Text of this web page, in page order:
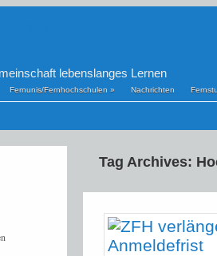
lebenslanges Lernen
Fernunis/Fernhochschulen » Nachrichten
Tag Archives: